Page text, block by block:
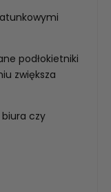
podłokietniki
zwiększa
czy